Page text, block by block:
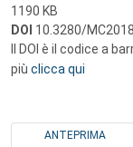
1190 KB
DOI 10.3280/
Il DOI è il codice a
più clicca qui
ANTEPRIMA